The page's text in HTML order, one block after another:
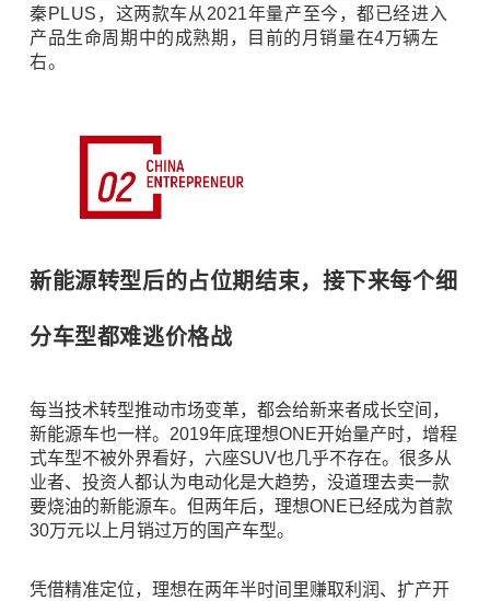
秦PLUS，这两款车从2021年量产至今，都已经进入
产品生命周期中的成熟期，目前的月销量在4万辆左
右。
新能源转型后的占位期结束，接下来每个细
分车型都难逃价格战
每当技术转型推动市场变革，都会给新来者成长空间，
新能源车也一样。2019年底理想ONE开始量产时，增程
式车型不被外界看好，六座SUV也几乎不存在。很多从
业者、投资人都认为电动化是大趋势，没道理去卖一款
要烧油的新能源车。但两年后，理想ONE已经成为首款
30万元以上月销过万的国产车型。
凭借精准定位，理想在两年半时间里赚取利润、扩产开